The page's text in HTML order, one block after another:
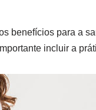
benefícios para a
incluir a